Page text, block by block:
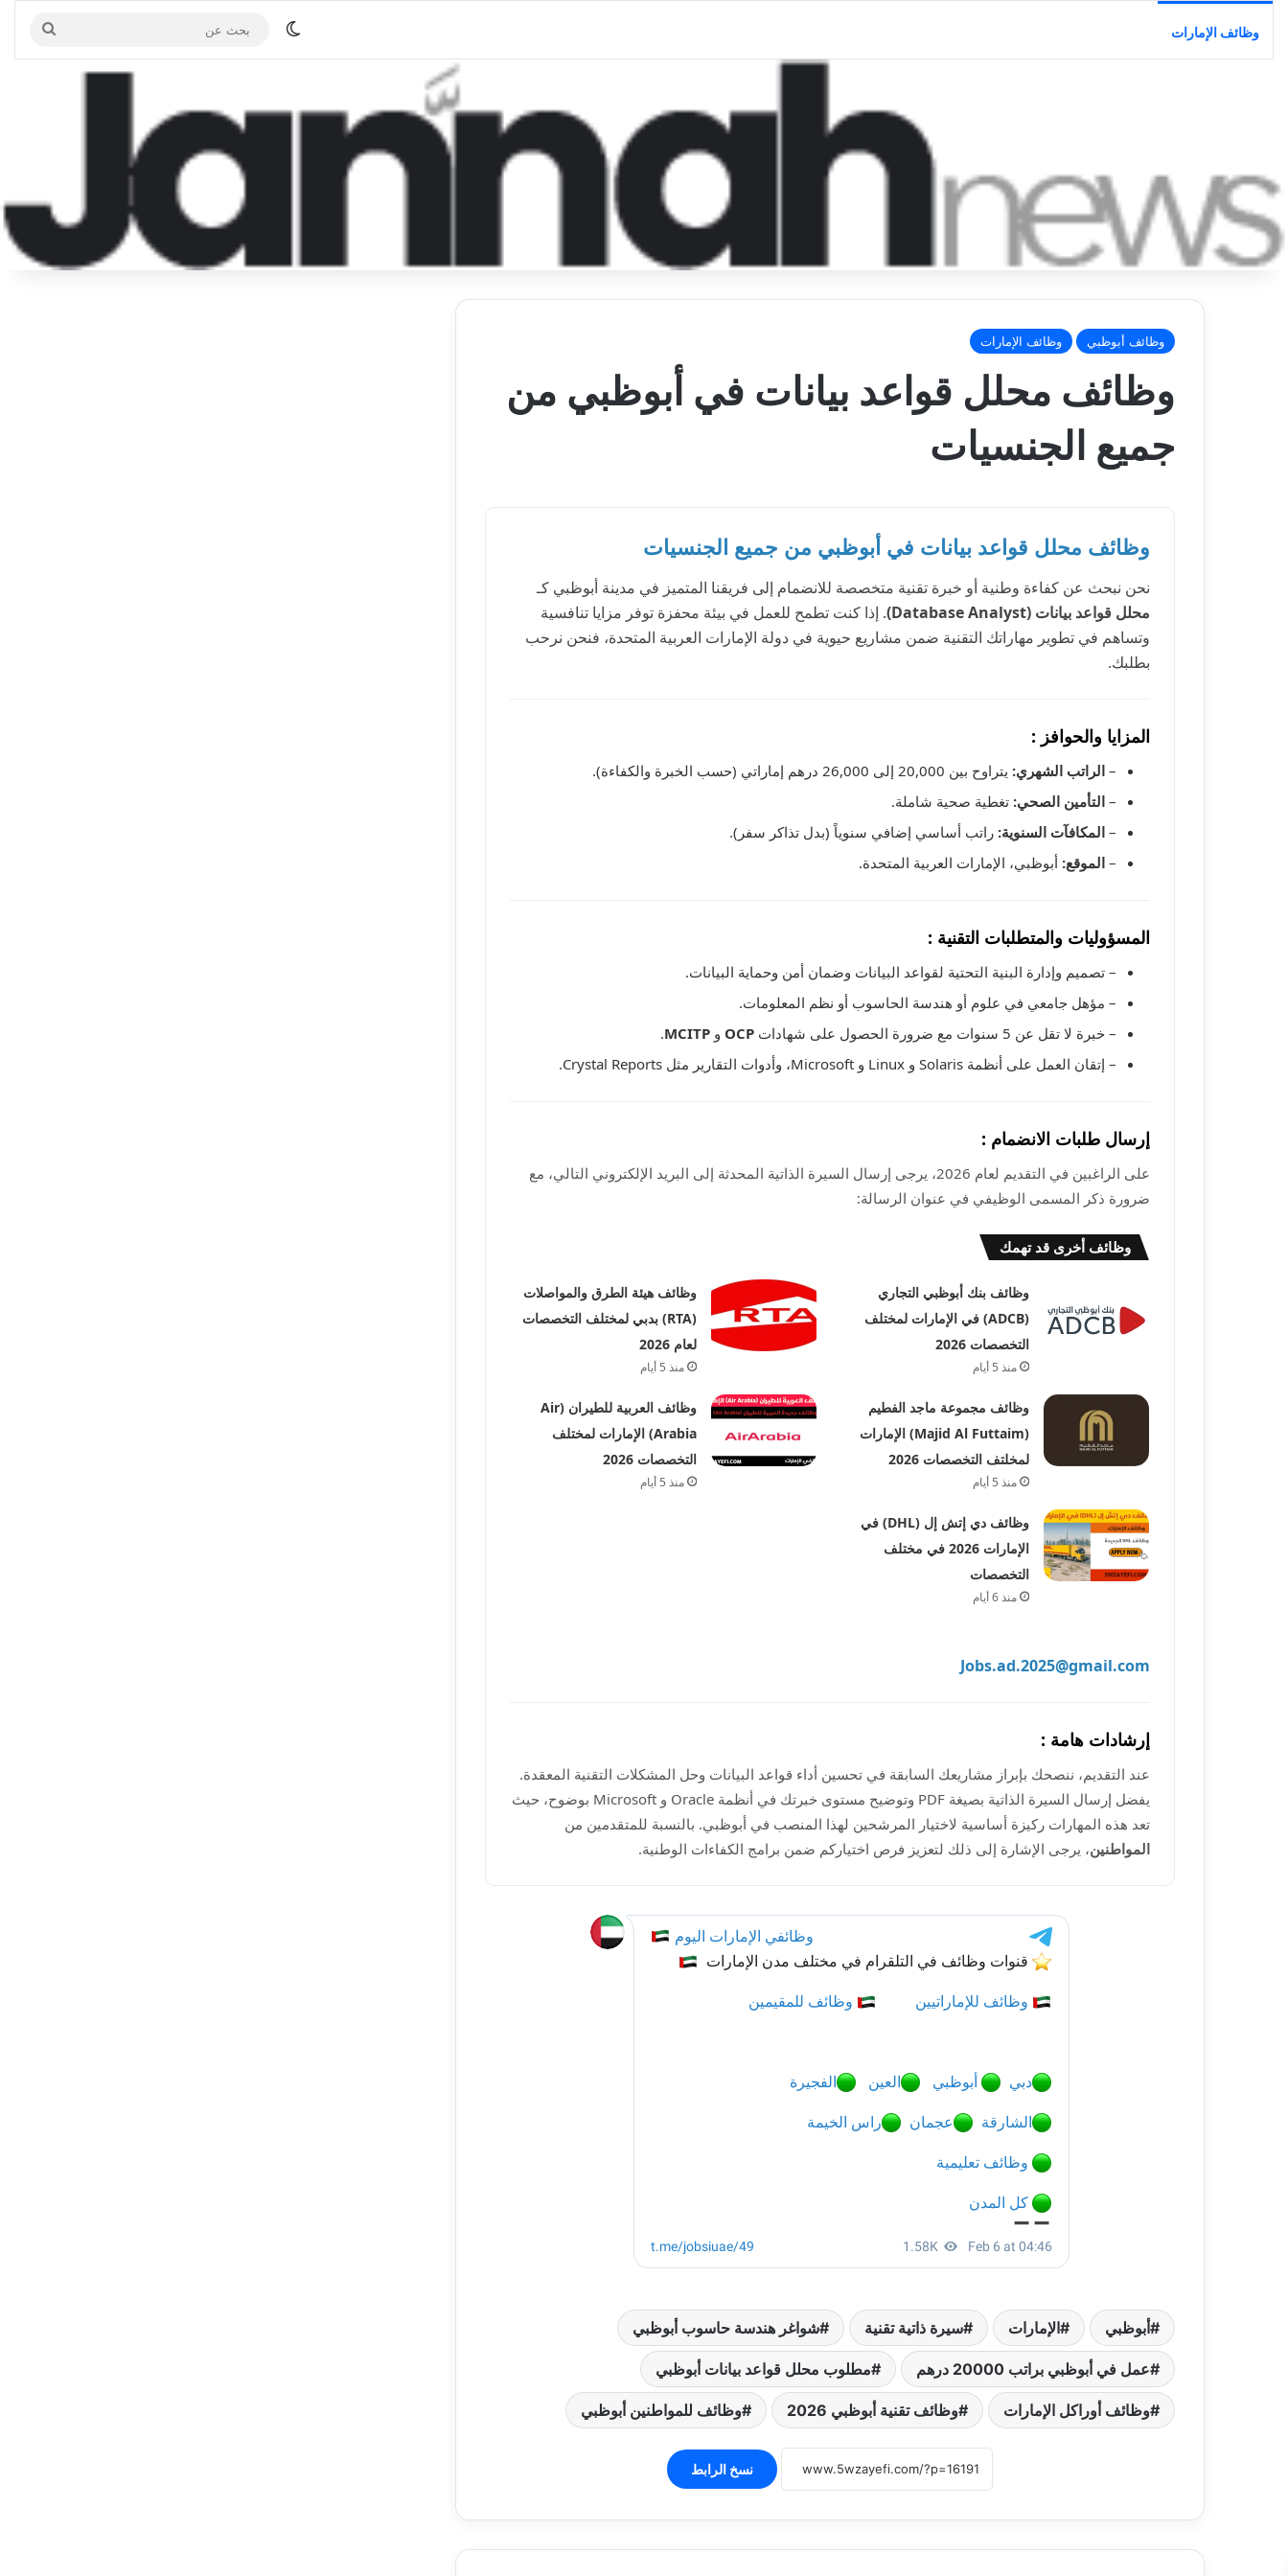
وظائف الإمارات الوضع المظلم
بحث
عن
وظائف أبوظبي وظائف الإمارات
وظائف محلل قواعد بيانات في أبوظبي من
جميع الجنسيات
وظائف محلل قواعد بيانات في أبوظبي من جميع الجنسيات
نحن نبحث عن كفاءة وطنية أو خبرة تقنية متخصصة للانضمام إلى فريقنا المتميز في مدينة أبوظبي كـ
محلل قواعد بيانات (Database Analyst)
. إذا كنت تطمح للعمل في بيئة محفزة توفر مزايا تنافسية
وتساهم في تطوير مهاراتك التقنية ضمن مشاريع حيوية في دولة الإمارات العربية المتحدة، فنحن نرحب
بطلبك.
المزايا والحوافز :
– الراتب الشهري: يتراوح بين 20,000 إلى 26,000 درهم إماراتي (حسب الخبرة والكفاءة).
– التأمين الصحي: تغطية صحية شاملة.
– المكافآت السنوية: راتب أساسي إضافي سنوياً (بدل تذاكر سفر).
– الموقع: أبوظبي، الإمارات العربية المتحدة.
المسؤوليات والمتطلبات التقنية :
– تصميم وإدارة البنية التحتية لقواعد البيانات وضمان أمن وحماية البيانات.
– مؤهل جامعي في علوم أو هندسة الحاسوب أو نظم المعلومات.
– خبرة لا تقل عن 5 سنوات مع ضرورة الحصول على شهادات
OCP و MCITP
.
– إتقان العمل على أنظمة Solaris و Linux و Microsoft، وأدوات التقارير مثل Crystal Reports.
إرسال طلبات الانضمام :
على الراغبين في التقديم لعام 2026، يرجى إرسال السيرة الذاتية المحدثة إلى البريد الإلكتروني التالي، مع
ضرورة ذكر المسمى الوظيفي في عنوان الرسالة:
وظائف أخرى قد تهمك
وظائف بنك أبوظبي التجاري
(ADCB) في الإمارات لمختلف
التخصصات 2026
منذ 5 أيام
وظائف هيئة الطرق والمواصلات
(RTA) بدبي لمختلف التخصصات
لعام 2026
منذ 5 أيام
وظائف مجموعة ماجد الفطيم
(Majid Al Futtaim) الإمارات
لمخلتف التخصصات 2026
منذ 5 أيام
وظائف العربية للطيران (Air
Arabia) الإمارات لمختلف
التخصصات 2026
منذ 5 أيام
وظائف دي إتش إل (DHL) في
الإمارات 2026 في مختلف
التخصصات
منذ 6 أيام
Jobs.ad.2025@gmail.com
إرشادات هامة :
عند التقديم، ننصحك بإبراز مشاريعك السابقة في تحسين أداء قواعد البيانات وحل المشكلات التقنية المعقدة.
يفضل إرسال السيرة الذاتية بصيغة PDF وتوضيح مستوى خبرتك في أنظمة Oracle و Microsoft بوضوح، حيث
تعد هذه المهارات ركيزة أساسية لاختيار المرشحين لهذا المنصب في أبوظبي. بالنسبة للمتقدمين من
المواطنين، يرجى الإشارة إلى ذلك لتعزيز فرص اختياركم ضمن برامج الكفاءات الوطنية.
أبوظبي الإمارات سيرة ذاتية تقنية شواغر هندسة حاسوب أبوظبي
عمل في أبوظبي براتب 20000 درهم مطلوب محلل قواعد بيانات أبوظبي
وظائف أوراكل الإمارات وظائف تقنية أبوظبي 2026 وظائف للمواطنين أبوظبي
نسخ الرابط